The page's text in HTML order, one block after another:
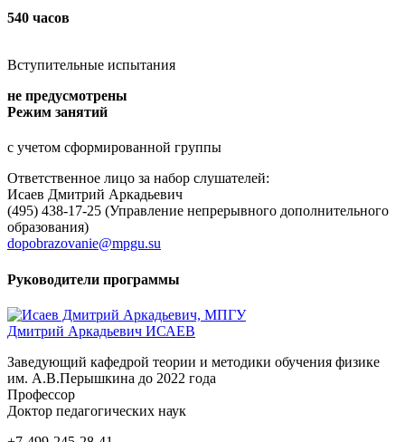
540 часов
Вступительные испытания
не предусмотрены
Режим занятий
с учетом сформированной группы
Ответственное лицо за набор слушателей:
Исаев Дмитрий Аркадьевич
(495) 438-17-25 (Управление непрерывного дополнительного
образования)
dopobrazovanie@mpgu.su
Руководители программы
Дмитрий Аркадьевич ИСАЕВ
Заведующий кафедрой теории и методики обучения физике
им. А.В.Перышкина до 2022 года
Профессор
Доктор педагогических наук